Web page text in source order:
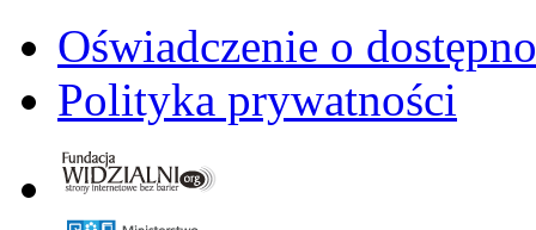
Oświadczenie o
Polityka prywatności